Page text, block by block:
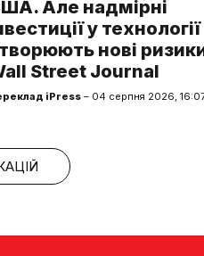
Але надмірні
у технології
нові
Street Journal
iPress – 04 серпня 2026,